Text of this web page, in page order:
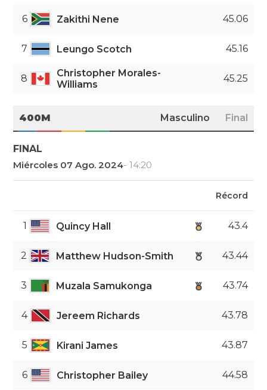
6 Zakithi Nene 45.06
7 Leungo Scotch 45.16
8
Christopher Morales-
Williams
45.25
400M Masculino Final
FINAL
Miércoles 07 Ago. 2024- 14:20
Récord
1 Quincy Hall 43.4
2 Matthew Hudson-Smith 43.44
3 Muzala Samukonga 43.74
4 Jereem Richards 43.78
5 Kirani James 43.87
6 Christopher Bailey 44.58